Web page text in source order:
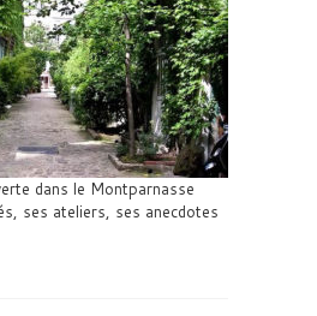
dans le Montparnasse
ses ateliers, ses anecdotes